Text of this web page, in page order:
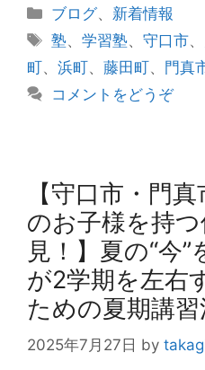
カ
テ
リ
ー
ブログ、 新着情報
タ
グ
塾、学習塾、守口市、
町、 浜町、 藤田町、 門真
コメントをどうぞ
【守口市・門
のお子様を持
見！】夏の“今
が2学期を左右
ための夏期講
2025年7月27日 by